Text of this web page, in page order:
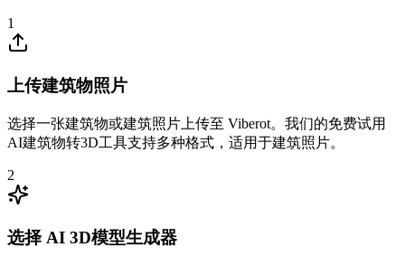
1
上传建筑物照片
选择一张建筑物或建筑照片上传至 Viberot。我们的免费试用
AI建筑物转3D工具支持多种格式，适用于建筑照片。
2
选择 AI 3D模型生成器